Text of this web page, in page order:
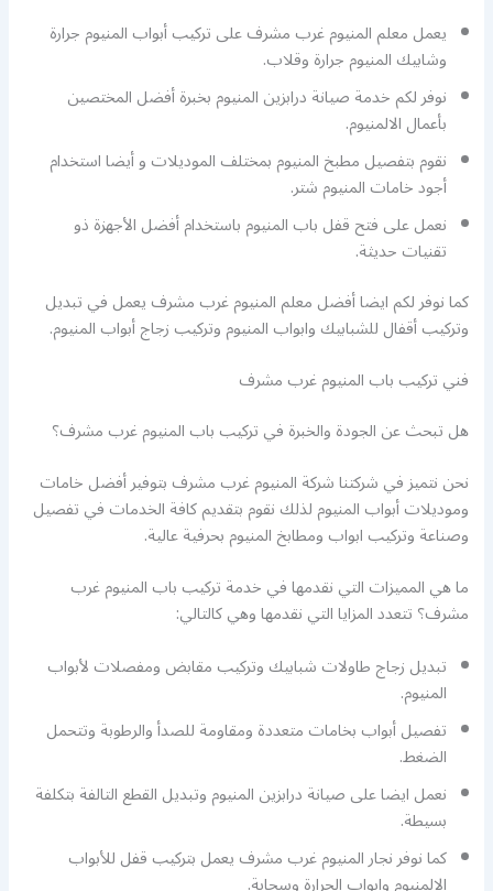
يعمل معلم المنيوم غرب مشرف على تركيب أبواب المنيوم جرارة
وشابيك المنيوم جرارة وقلاب.
نوفر لكم خدمة صيانة درابزين المنيوم بخبرة أفضل المختصين
بأعمال الالمنيوم.
نقوم بتفصيل مطبخ المنيوم بمختلف الموديلات و أيضا استخدام
أجود خامات المنيوم شتر.
نعمل على فتح قفل باب المنيوم باستخدام أفضل الأجهزة ذو
تقنيات حديثة.
كما نوفر لكم ايضا أفضل معلم المنيوم غرب مشرف يعمل في تبديل
وتركيب أقفال للشبابيك وابواب المنيوم وتركيب زجاج أبواب المنيوم.
فني تركيب باب المنيوم غرب مشرف
هل تبحث عن الجودة والخبرة في تركيب باب المنيوم غرب مشرف؟
نحن نتميز في شركتنا شركة المنيوم غرب مشرف بتوفير أفضل خامات
وموديلات أبواب المنيوم لذلك نقوم بتقديم كافة الخدمات في تفصيل
وصناعة وتركيب ابواب ومطابخ المنيوم بحرفية عالية.
ما هي المميزات التي نقدمها في خدمة تركيب باب المنيوم غرب
مشرف؟ تتعدد المزايا التي نقدمها وهي كالتالي:
تبديل زجاج طاولات شبابيك وتركيب مقابض ومفصلات لأبواب
المنيوم.
تفصيل أبواب بخامات متعددة ومقاومة للصدأ والرطوبة وتتحمل
الضغط.
نعمل ايضا على صيانة درابزين المنيوم وتبديل القطع التالفة بتكلفة
بسيطة.
كما نوفر نجار المنيوم غرب مشرف يعمل بتركيب قفل للأبواب